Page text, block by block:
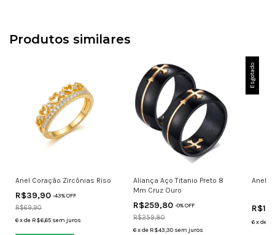
Produtos similares
Anel Coração Zircônias Riso
R$39,90 -43% OFF
R$69,90
6xde R$6,65 sem juros
Aliança Aço Titanio Preto 8
Mm Cruz Ouro
R$259,80-0% OFF
R$259,80
6 xde R$43,30 sem juros
Esgotado
Anel
6xde